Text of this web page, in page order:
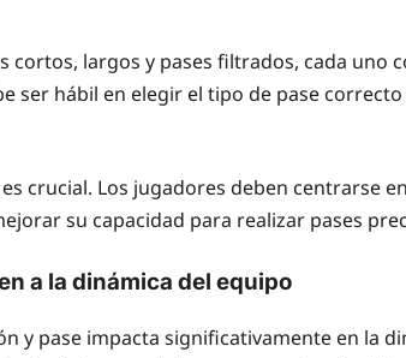
cortos, largos y pases filtrados, cada uno
ser hábil en elegir el tipo de pase
crucial. Los jugadores deben centrarse
su capacidad para realizar pases
a la dinámica del equipo
y pase impacta significativamente en la